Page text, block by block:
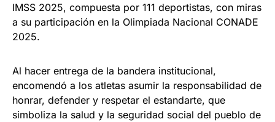
IMSS 2025, compuesta por 111 deportistas, con miras
a su participación en la Olimpiada Nacional CONADE
2025.
Al hacer entrega de la bandera institucional,
encomendó a los atletas asumir la responsabilidad de
honrar, defender y respetar el estandarte, que
simboliza la salud y la seguridad social del pueblo de